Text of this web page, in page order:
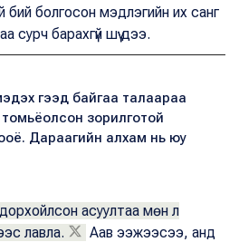
бий болгосон мэдлэгийн их санг
сурч барахгүй шүү дээ.
гээд байгаа талаараа
зорилготой
Дараагийн алхам нь юу
асуултаа мөн л
лавла.
Аав ээжээсээ, анд